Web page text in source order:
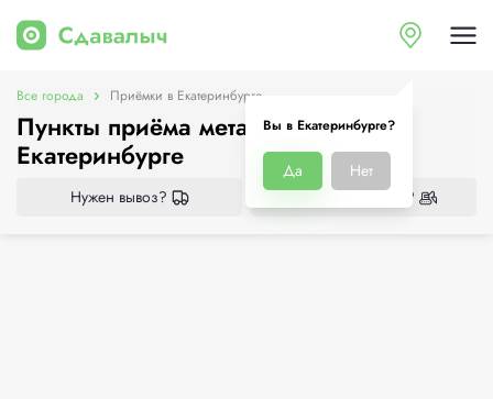
Вы в Екатеринбурге?
Да Нет
Все города Приёмки в Екатеринбурге
Пункты приёма металлолома в
Екатеринбурге
Нужен вывоз? Нужен демонтаж?